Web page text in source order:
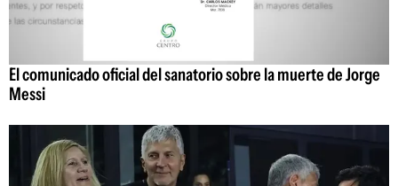
El comunicado oficial del sanatorio sobre la muerte de Jorge
Messi